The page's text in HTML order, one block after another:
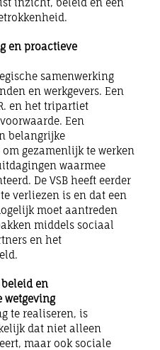
en proactieve
samenwerking
en werkgevers. Een
en het tripartiet
Een
belangrijke
gezamenlijk te werken
waarmee
De VSB heeft eerder
verliezen is en dat een
moet aantreden
middels sociaal
en het
en
te realiseren, is
dat niet alleen
maar ook sociale